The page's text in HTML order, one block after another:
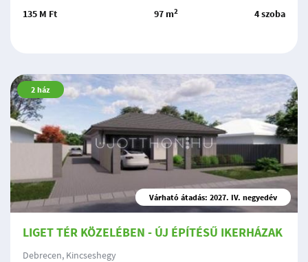
135 M Ft
97 m2 4 szoba
2 ház
Várható átadás: 2027. IV. negyedév
LIGET TÉR KÖZELÉBEN - ÚJ ÉPÍTÉSŰ IKERHÁZAK
Debrecen, Kincseshegy